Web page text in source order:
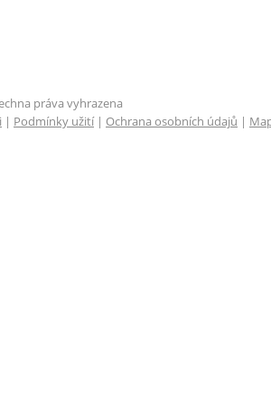
práva vyhrazena
| Podmínky užití| Ochrana osobních údajů |